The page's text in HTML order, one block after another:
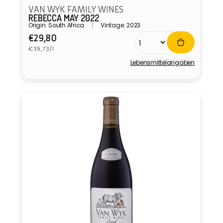
VAN WYK FAMILY WINES
REBECCA MAY 2022
Origin: South Africa Vintage: 2023
Normaler
Preis
€29,80
Grundpreis
€39,73/l
Lebensmittel­angaben